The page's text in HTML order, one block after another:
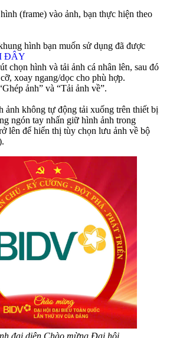
(frame) vào ảnh, bạn thực hiện theo
hình bạn muốn sử dụng đã được
ĐÂY
chọn hình và tải ảnh cá nhân lên, sau đó
xoay ngang/dọc cho phù hợp.
ảnh” và “Tải ảnh về”.
ảnh không tự động tải xuống trên thiết bị
ngón tay nhấn giữ hình ảnh trong
lên để hiển thị tùy chọn lưu ảnh về bộ